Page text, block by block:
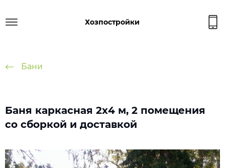
Хозпостройки
Бани
Баня каркасная 2х4 м, 2 помещения
со сборкой и доставкой